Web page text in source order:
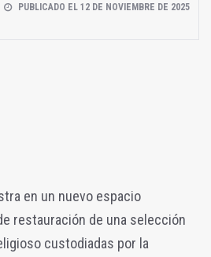
PUBLICADO EL 12 DE NOVIEMBRE DE 2025
en un nuevo espacio
restauración de una selección
custodiadas por la